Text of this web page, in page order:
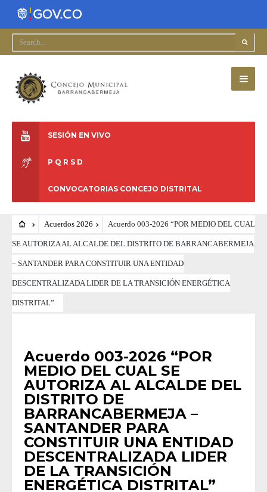
SESIÓN EN VIVO
P Q R S D
CONVOCATORIAS CONCEJO DISTRITAL
Acuerdos 2026 Acuerdo 003-2026 “POR MEDIO DEL CUAL
SE AUTORIZA AL ALCALDE DEL DISTRITO DE BARRANCABERMEJA
– SANTANDER PARA CONSTITUIR UNA ENTIDAD
DESCENTRALIZADA LIDER DE LA TRANSICIÓN ENERGÉTICA
DISTRITAL”
Acuerdo 003-2026 “POR
MEDIO DEL CUAL SE
AUTORIZA AL ALCALDE DEL
DISTRITO DE
BARRANCABERMEJA –
SANTANDER PARA
CONSTITUIR UNA ENTIDAD
DESCENTRALIZADA LIDER
DE LA TRANSICIÓN
ENERGÉTICA DISTRITAL”